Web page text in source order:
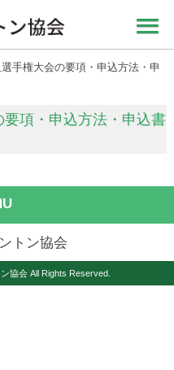
手権大会の要項・申込方法・申
項・申込方法・申込書
トン協会
協会 All Rights Reserved.